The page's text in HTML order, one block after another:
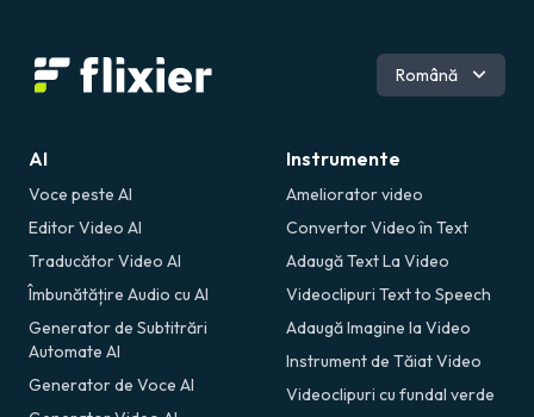
Engleză
Română
AI
Voce peste AI
Editor Video AI
Traducător Video AI
Îmbunătățire Audio cu AI
Generator de Subtitrări
Automate AI
Generator de Voce AI
Instrumente
Ameliorator video
Convertor Video în Text
Adaugă Text La Video
Videoclipuri Text to Speech
Adaugă Imagine la Video
Instrument de Tăiat Video
Videoclipuri cu fundal verde